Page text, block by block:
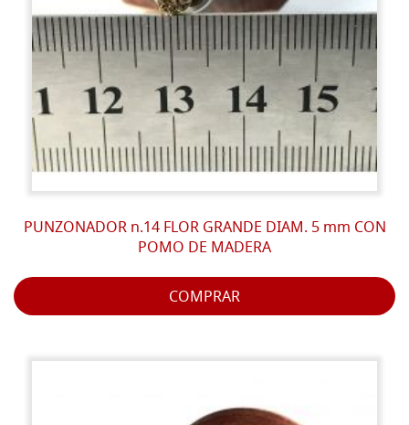
PUNZONADOR n.14 FLOR GRANDE DIAM. 5 mm CON
POMO DE MADERA
COMPRAR